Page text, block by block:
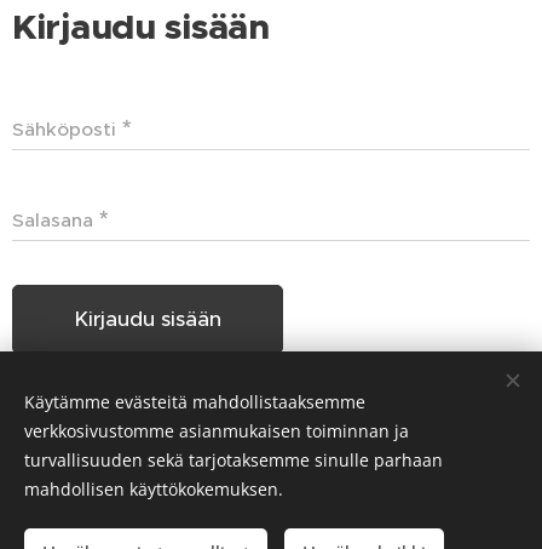
Kirjaudu sisään
Sähköposti
Salasana
Kirjaudu sisään
Unohditko salasanasi?
Hakunilan Seudun Koiraharrastajat HSKH ry
Käytämme evästeitä mahdollistaaksemme
verkkosivustomme asianmukaisen toiminnan ja
turvallisuuden sekä tarjotaksemme sinulle parhaan
mahdollisen käyttökokemuksen.